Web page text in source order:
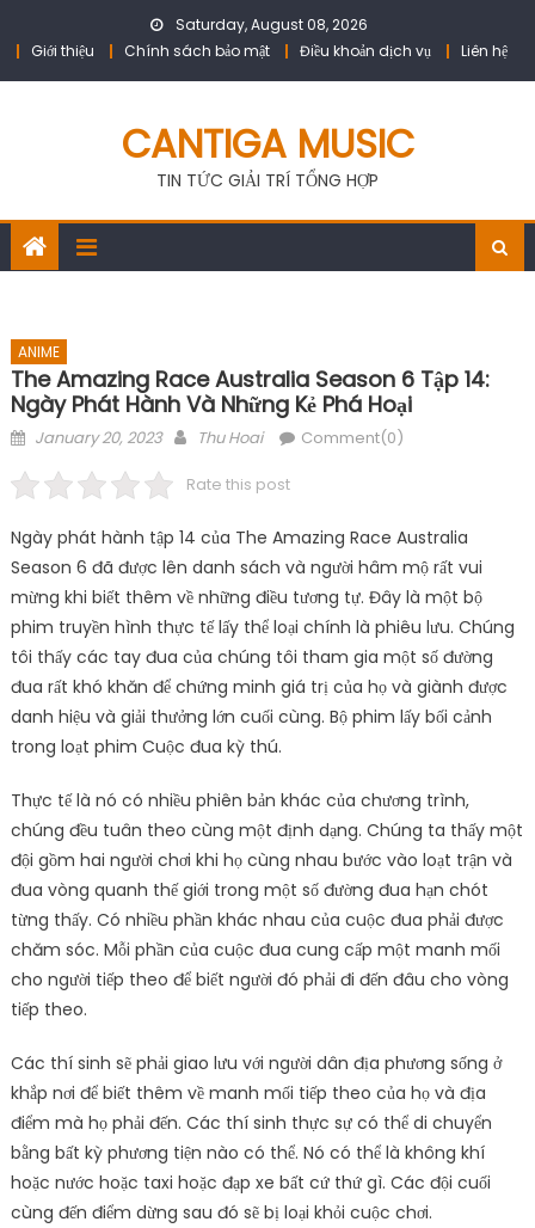
Saturday, August 08, 2026
Giới thiệu
Chính sách bảo mật Điều khoản dịch vụ Liên hệ
CANTIGA MUSIC
TIN TỨC GIẢI TRÍ TỔNG HỢP
ANIME
The Amazing Race Australia Season 6 Tập 14:
Ngày Phát Hành Và Những Kẻ Phá Hoại
Posted
January 20, 2023 Author
Thu Hoai Comment(0)
Rate this post
Ngày phát hành tập 14 của The Amazing Race Australia
Season 6 đã được lên danh sách và người hâm mộ rất vui
mừng khi biết thêm về những điều tương tự. Đây là một bộ
phim truyền hình thực tế lấy thể loại chính là phiêu lưu. Chúng
tôi thấy các tay đua của chúng tôi tham gia một số đường
đua rất khó khăn để chứng minh giá trị của họ và giành được
danh hiệu và giải thưởng lớn cuối cùng. Bộ phim lấy bối cảnh
trong loạt phim Cuộc đua kỳ thú.
Thực tế là nó có nhiều phiên bản khác của chương trình,
chúng đều tuân theo cùng một định dạng. Chúng ta thấy một
đội gồm hai người chơi khi họ cùng nhau bước vào loạt trận và
đua vòng quanh thế giới trong một số đường đua hạn chót
từng thấy. Có nhiều phần khác nhau của cuộc đua phải được
chăm sóc. Mỗi phần của cuộc đua cung cấp một manh mối
cho người tiếp theo để biết người đó phải đi đến đâu cho vòng
tiếp theo.
Các thí sinh sẽ phải giao lưu với người dân địa phương sống ở
khắp nơi để biết thêm về manh mối tiếp theo của họ và địa
điểm mà họ phải đến. Các thí sinh thực sự có thể di chuyển
bằng bất kỳ phương tiện nào có thể. Nó có thể là không khí
hoặc nước hoặc taxi hoặc đạp xe bất cứ thứ gì. Các đội cuối
cùng đến điểm dừng sau đó sẽ bị loại khỏi cuộc chơi.